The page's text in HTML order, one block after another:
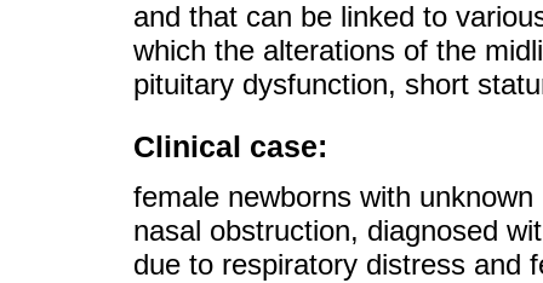
and that can be linked to
which the alterations of the
pituitary dysfunction, short
Clinical case:
female newborns with
nasal obstruction, diagnosed
due to respiratory distress and